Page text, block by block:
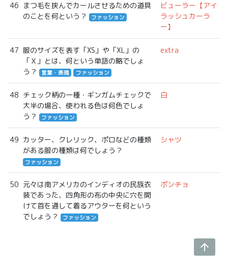
46 まつ毛を挟んでカールさせるための道具
のことを何という？
ファッション
ビューラー【アイ
ラッシュカーラ
ー】
47 服のサイズを表す「XS」や「XL」の
「Ｘ」とは、何という単語の略でしょ
う？
言葉・表現 ファッション
extra
48 チェック柄の一種・ギンガムチェックで
大半の場合、使われる色は何色でしょ
う？
ファッション
白
49 カッター、クレリック、ポロなどの種類
がある服の種類は何でしょう？
ファッション
シャツ
50 元々は南アメリカのインディオの民族衣
装であった、四角形の布の中央に穴を開
けて首を通して着るアウターを何という
でしょう？
ファッション
ポンチョ
arrow_upward